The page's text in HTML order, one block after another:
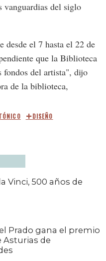
del siglo
desde el 7 hasta el 22 de
que la Biblioteca
fondos del artista", dijo
de la biblioteca,
DISEÑO
Vinci, 500 años de
Prado gana el premio
Asturias de